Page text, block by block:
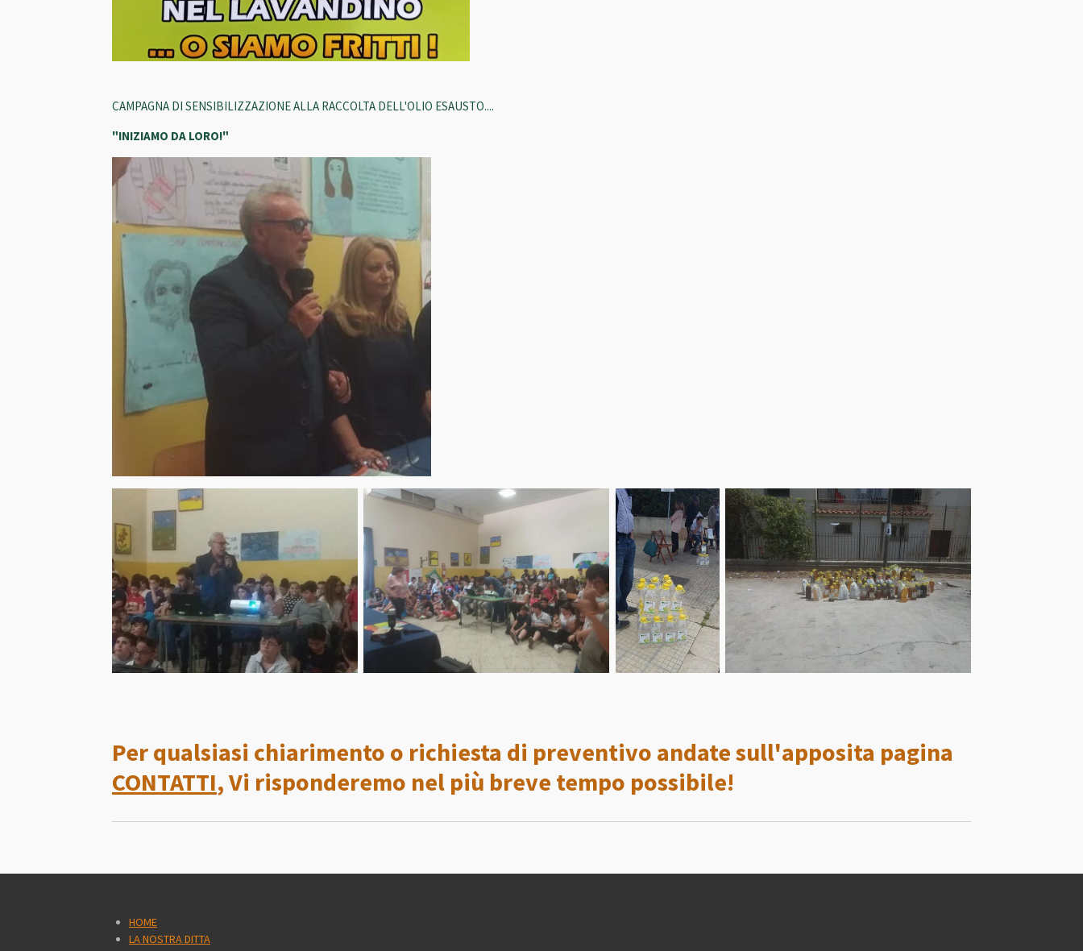
CAMPAGNA DI SENSIBILIZZAZIONE ALLA RACCOLTA DELL'OLIO ESAUSTO....
"INIZIAMO DA LORO!"
Per qualsiasi chiarimento o richiesta di preventivo andate sull'apposita pagina
CONTATTI, Vi risponderemo nel più breve tempo possibile!
HOME
LA NOSTRA DITTA